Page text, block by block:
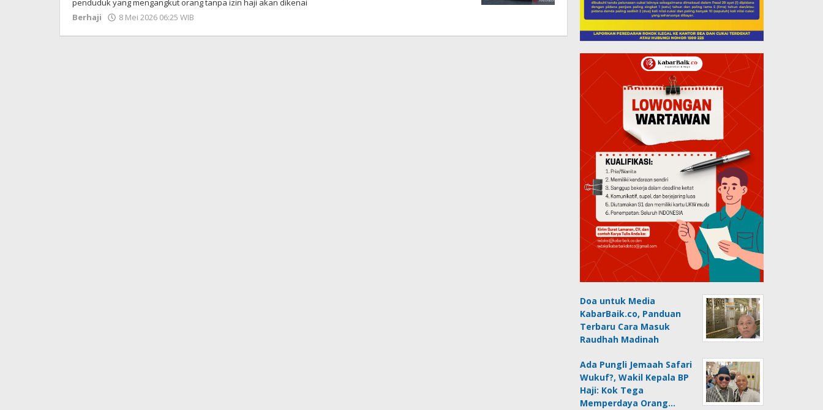
penduduk yang mengangkut orang tanpa izin haji akan dikenai
Berhaji
8 Mei 2026 06:25 WIB
Doa untuk Media
KabarBaik.co, Panduan
Terbaru Cara Masuk
Raudhah Madinah
Ada Pungli Jemaah Safari
Wukuf?, Wakil Kepala BP
Haji: Kok Tega
Memperdaya Orang…